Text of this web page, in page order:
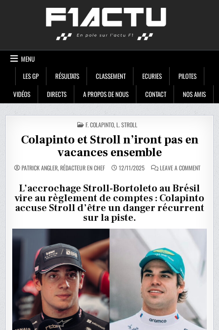
MENU
LES GP
RÉSULTATS CLASSEMENT ECURIES
PILOTES
VIDÉOS
DIRECTS A PROPOS DE NOUS CONTACT NOS AMIS
POSTED
IN
F. COLAPINTO,L. STROLL
Colapinto et Stroll n’iront pas en
vacances ensemble
PATRICK ANGLER, RÉDACTEUR EN CHEF 12/11/2025 LEAVE A COMMENTON
N’IRONT
PAS
EN
L’accrochage Stroll-Bortoleto au Brésil
vire au règlement de comptes : Colapinto
accuse Stroll d’être un danger récurrent
sur la piste.